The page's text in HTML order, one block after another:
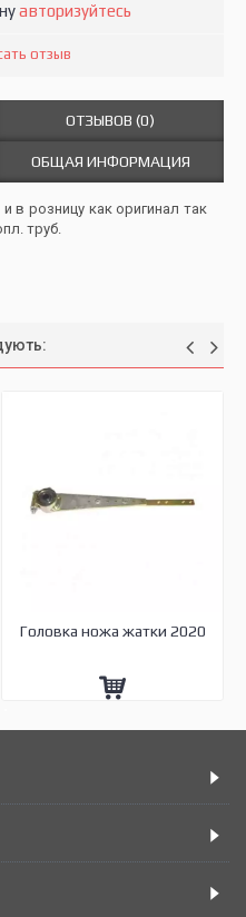
авторизуйтесь
отзыв
ОТЗЫВОВ (0)
ОБЩАЯ ИНФОРМАЦИЯ
в розницу как оригинал так
труб.
Головка ножа жатки 2020